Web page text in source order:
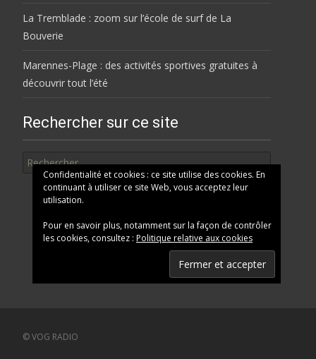
La Tremblade : zoom sur l’école de surf de La
Bouverie
Marennes-Plage : des activités sportives gratuites à
découvrir tout l’été
Rechercher sur ce site
Confidentialité et cookies : ce site utilise des cookies. En
continuant à utiliser ce site Web, vous acceptez leur
utilisation.
Pour en savoir plus, notamment sur la façon de contrôler
les cookies, consultez : Politique relative aux cookies
© VOG RADIO